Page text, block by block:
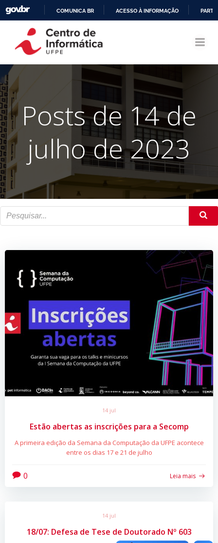
CONTEÚDO
COMUNICA BR ACESSO À INFORMAÇÃO
Posts de 14 de
julho de 2023
14 jul
Estão abertas as inscrições para a Secomp
A primeira edição da Semana da Computação da UFPE acontece
entre os dias 17 e 21 de julho
0 Leia mais
14 jul
18/07: Defesa de Tese de Doutorado Nº 603